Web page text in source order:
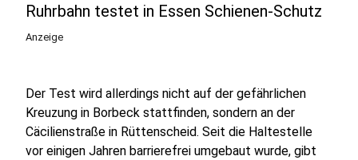
Ruhrbahn testet in Essen Schienen-Schutz
Anzeige
Der Test wird allerdings nicht auf der gefährlichen
Kreuzung in Borbeck stattfinden, sondern an der
Cäcilienstraße in Rüttenscheid. Seit die Haltestelle
vor einigen Jahren barrierefrei umgebaut wurde, gibt